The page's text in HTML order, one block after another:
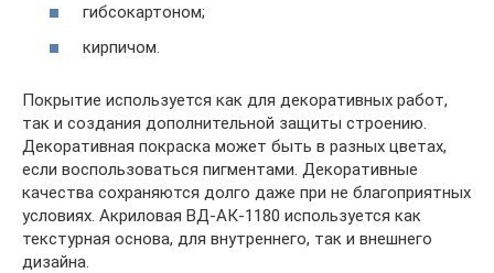
гибсокартоном;
кирпичом.
Покрытие используется как для декоративных работ,
так и создания дополнительной защиты строению.
Декоративная покраска может быть в разных цветах,
если воспользоваться пигментами. Декоративные
качества сохраняются долго даже при не благоприятных
условиях. Акриловая ВД-АК-1180 используется как
текстурная основа, для внутреннего, так и внешнего
дизайна.